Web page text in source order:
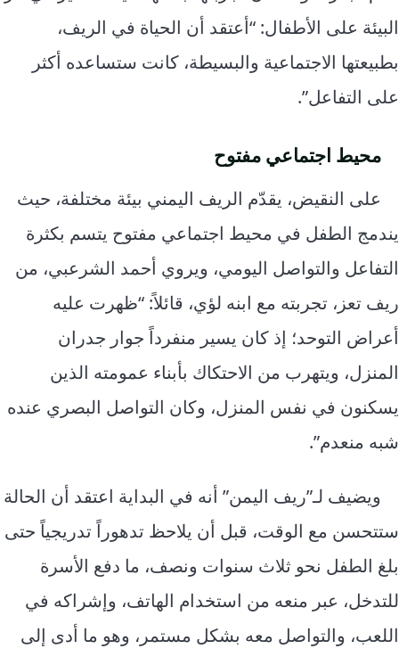
البيئة على الأطفال: “أعتقد أن الحياة في الريف،
بطبيعتها الاجتماعية والبسيطة، كانت ستساعده أكثر
على التفاعل”.
محيط اجتماعي مفتوح
على النقيض، يقدّم الريف اليمني بيئة مختلفة، حيث
يندمج الطفل في محيط اجتماعي مفتوح يتسم بكثرة
التفاعل والتواصل اليومي، ويروي أحمد الشرعبي، من
ريف تعز، تجربته مع ابنه لؤي، قائلاً: “ظهرت عليه
أعراض التوحد؛ إذ كان يسير منفرداً جوار جدران
المنزل، ويتهرب من الاحتكاك بأبناء عمومته الذين
يسكنون في نفس المنزل، وكان التواصل البصري عنده
شبه منعدم”.
ويضيف لـ”ريف اليمن” أنه في البداية اعتقد أن الحالة
ستتحسن مع الوقت، قبل أن يلاحظ تدهوراً تدريجياً حتى
بلغ الطفل نحو ثلاث سنوات ونصف، ما دفع الأسرة
للتدخل، عبر منعه من استخدام الهاتف، وإشراكه في
اللعب، والتواصل معه بشكل مستمر، وهو ما أدى إلى